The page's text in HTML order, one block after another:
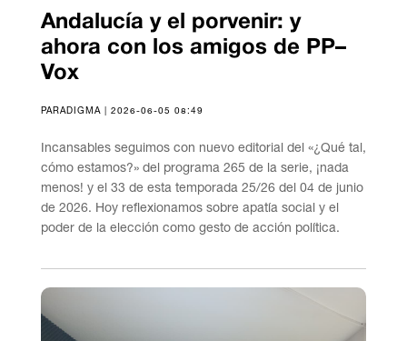
Andalucía y el porvenir: y
ahora con los amigos de PP–
Vox
PARADIGMA | 2026-06-05 08:49
Incansables seguimos con nuevo editorial del «¿Qué tal,
cómo estamos?» del programa 265 de la serie, ¡nada
menos! y el 33 de esta temporada 25/26 del 04 de junio
de 2026. Hoy reflexionamos sobre apatía social y el
poder de la elección como gesto de acción política.